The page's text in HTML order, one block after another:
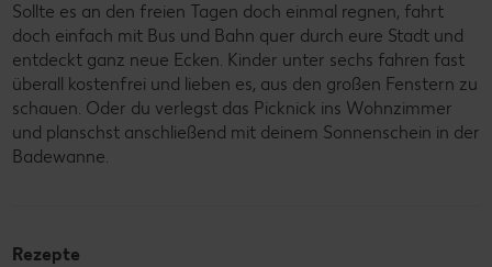
Sollte es an den freien Tagen doch einmal regnen, fahrt
doch einfach mit Bus und Bahn quer durch eure Stadt und
entdeckt ganz neue Ecken. Kinder unter sechs fahren fast
überall kostenfrei und lieben es, aus den großen Fenstern zu
schauen. Oder du verlegst das Picknick ins Wohnzimmer
und planschst anschließend mit deinem Sonnenschein in der
Badewanne.
Rezepte